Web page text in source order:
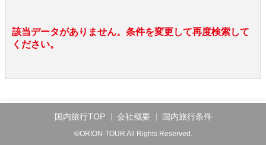
該当データがありません。条件を変更して再度検索して
ください。
国内旅行TOP 会社概要 国内旅行条件
©ORION-TOUR All Rights Reserved.